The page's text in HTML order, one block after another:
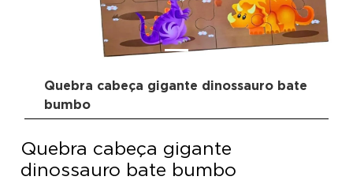
Quebra cabeça gigante dinossauro bate
bumbo
Quebra cabeça gigante
dinossauro bate bumbo